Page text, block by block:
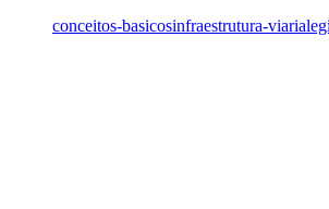
conceitos-basicosinfraestrutura-viaria